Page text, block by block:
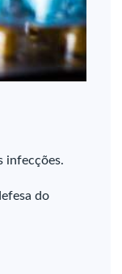
infecções.
do